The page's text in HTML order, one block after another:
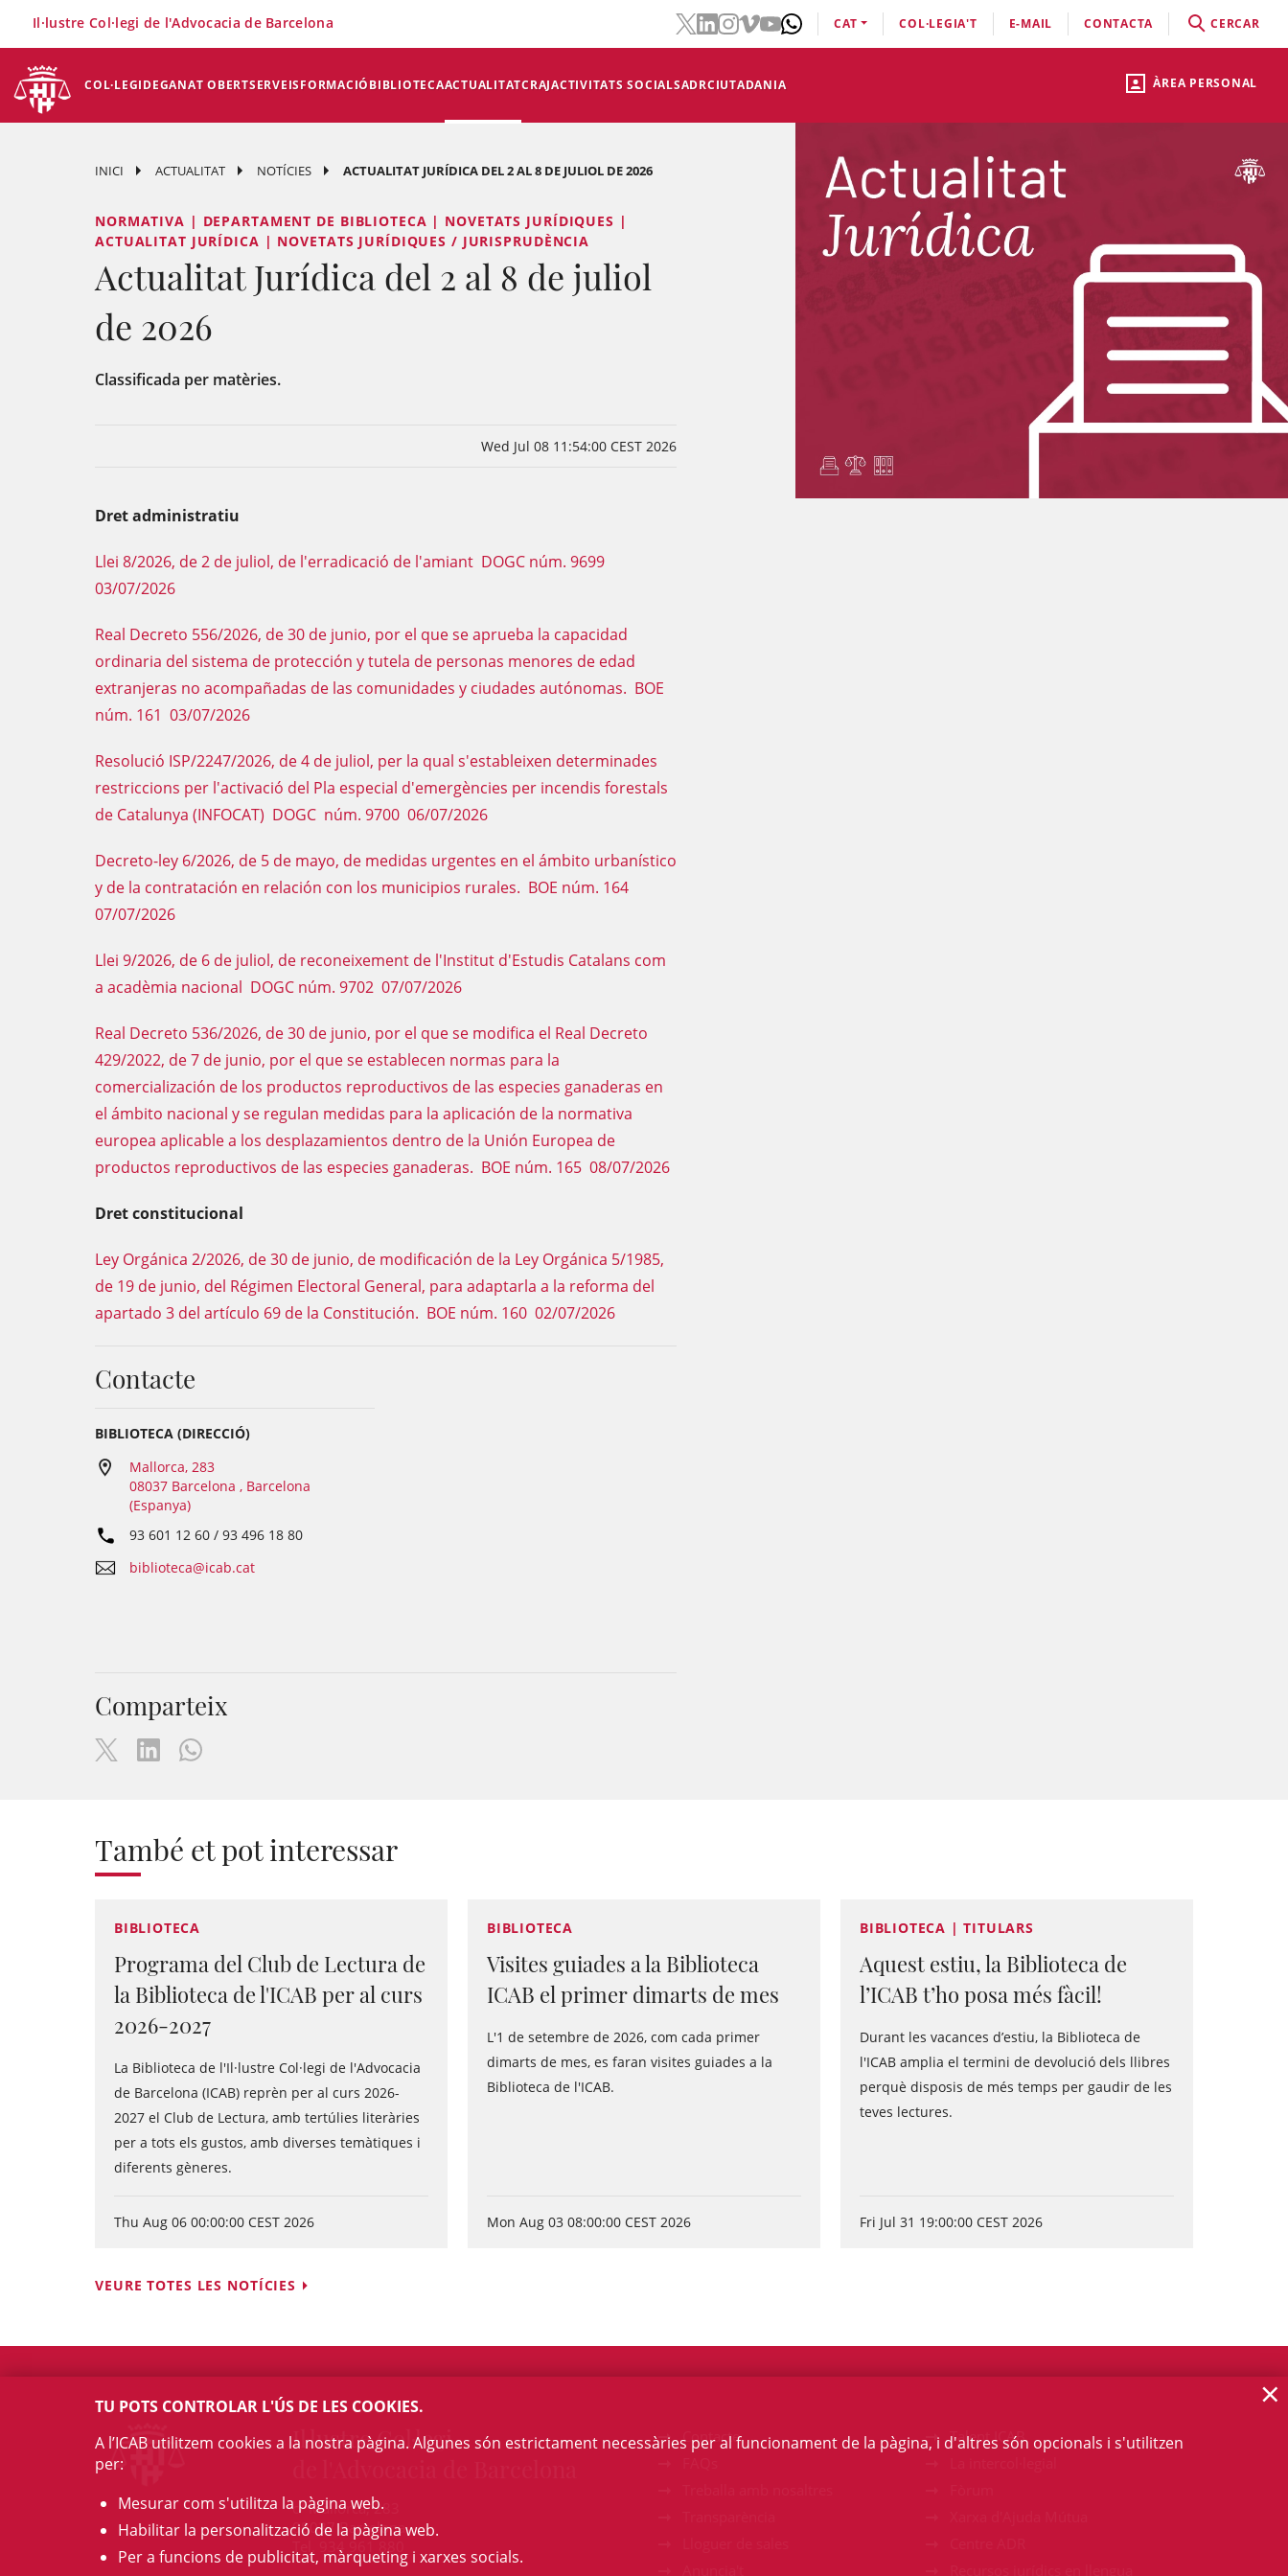
ÀREA PERSONAL
COL·LEGIDEGANAT OBERTSERVEISFORMACIÓBIBLIOTECAACTUALITATCRAJACTIVITATS SOCIALSADRCIUTADANIA
Il·lustre Col·legi de l'Advocacia de Barcelona CAT COL·LEGIA'T E-MAIL CONTACTA CERCAR
INICI ACTUALITAT NOTÍCIES ACTUALITAT JURÍDICA DEL 2 AL 8 DE JULIOL DE 2026
NORMATIVA | DEPARTAMENT DE BIBLIOTECA | NOVETATS JURÍDIQUES |
ACTUALITAT JURÍDICA | NOVETATS JURÍDIQUES / JURISPRUDÈNCIA
Actualitat Jurídica del 2 al 8 de juliol
de 2026
Classificada per matèries.
Wed Jul 08 11:54:00 CEST 2026
Dret administratiu
Llei 8/2026, de 2 de juliol, de l'erradicació de l'amiant DOGC núm. 9699
03/07/2026
Real Decreto 556/2026, de 30 de junio, por el que se aprueba la capacidad
ordinaria del sistema de protección y tutela de personas menores de edad
extranjeras no acompañadas de las comunidades y ciudades autónomas. BOE
núm. 161 03/07/2026
Resolució ISP/2247/2026, de 4 de juliol, per la qual s'estableixen determinades
restriccions per l'activació del Pla especial d'emergències per incendis forestals
de Catalunya (INFOCAT) DOGC núm. 9700 06/07/2026
Decreto-ley 6/2026, de 5 de mayo, de medidas urgentes en el ámbito urbanístico
y de la contratación en relación con los municipios rurales. BOE núm. 164
07/07/2026
Llei 9/2026, de 6 de juliol, de reconeixement de l'Institut d'Estudis Catalans com
a acadèmia nacional DOGC núm. 9702 07/07/2026
Real Decreto 536/2026, de 30 de junio, por el que se modifica el Real Decreto
429/2022, de 7 de junio, por el que se establecen normas para la
comercialización de los productos reproductivos de las especies ganaderas en
el ámbito nacional y se regulan medidas para la aplicación de la normativa
europea aplicable a los desplazamientos dentro de la Unión Europea de
productos reproductivos de las especies ganaderas. BOE núm. 165 08/07/2026
Dret constitucional
Ley Orgánica 2/2026, de 30 de junio, de modificación de la Ley Orgánica 5/1985,
de 19 de junio, del Régimen Electoral General, para adaptarla a la reforma del
apartado 3 del artículo 69 de la Constitución. BOE núm. 160 02/07/2026
Contacte
BIBLIOTECA (DIRECCIÓ)
Mallorca, 283
08037 Barcelona , Barcelona
(Espanya)
93 601 12 60 / 93 496 18 80
biblioteca@icab.cat
Comparteix
També et pot interessar
BIBLIOTECA
Programa del Club de Lectura de
la Biblioteca de l'ICAB per al curs
2026-2027
La Biblioteca de l'Il·lustre Col·legi de l'Advocacia
de Barcelona (ICAB) reprèn per al curs 2026-
2027 el Club de Lectura, amb tertúlies literàries
per a tots els gustos, amb diverses temàtiques i
diferents gèneres.
Thu Aug 06 00:00:00 CEST 2026
BIBLIOTECA
Visites guiades a la Biblioteca
ICAB el primer dimarts de mes
L'1 de setembre de 2026, com cada primer
dimarts de mes, es faran visites guiades a la
Biblioteca de l'ICAB.
Mon Aug 03 08:00:00 CEST 2026
BIBLIOTECA | TITULARS
Aquest estiu, la Biblioteca de
l’ICAB t’ho posa més fàcil!
Durant les vacances d’estiu, la Biblioteca de
l'ICAB amplia el termini de devolució dels llibres
perquè disposis de més temps per gaudir de les
teves lectures.
Fri Jul 31 19:00:00 CEST 2026
VEURE TOTES LES NOTÍCIES
Il·lustre Col·legi
c/ Mallorca, 283
08037 Barcelona
Tel. 934 961 880
Contacte
Talent ICAB
TU POTS CONTROLAR L'ÚS DE LES COOKIES.
A l’ICAB utilitzem cookies a la nostra pàgina. Algunes són estrictament necessàries per al funcionament de la pàgina, i d'altres són opcionals i s'utilitzen
per:
Mesurar com s'utilitza la pàgina web.
Habilitar la personalització de la pàgina web.
Per a funcions de publicitat, màrqueting i xarxes socials.
×